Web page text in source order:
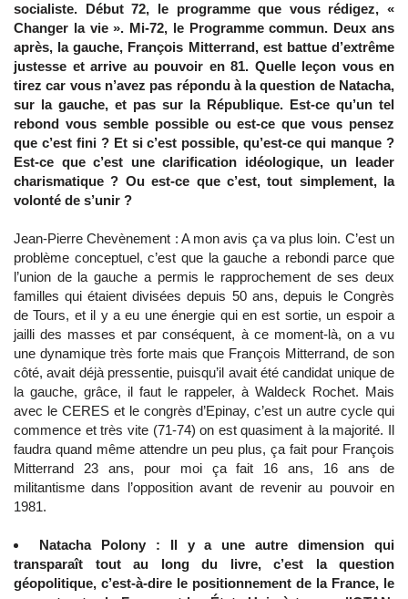
socialiste. Début 72, le programme que vous rédigez, «
Changer la vie ». Mi-72, le Programme commun. Deux ans
après, la gauche, François Mitterrand, est battue d’extrême
justesse et arrive au pouvoir en 81. Quelle leçon vous en
tirez car vous n’avez pas répondu à la question de Natacha,
sur la gauche, et pas sur la République. Est-ce qu’un tel
rebond vous semble possible ou est-ce que vous pensez
que c’est fini ? Et si c’est possible, qu’est-ce qui manque ?
Est-ce que c’est une clarification idéologique, un leader
charismatique ? Ou est-ce que c’est, tout simplement, la
volonté de s’unir ?
Jean-Pierre Chevènement : A mon avis ça va plus loin. C’est un
problème conceptuel, c’est que la gauche a rebondi parce que
l’union de la gauche a permis le rapprochement de ses deux
familles qui étaient divisées depuis 50 ans, depuis le Congrès
de Tours, et il y a eu une énergie qui en est sortie, un espoir a
jailli des masses et par conséquent, à ce moment-là, on a vu
une dynamique très forte mais que François Mitterrand, de son
côté, avait déjà pressentie, puisqu’il avait été candidat unique de
la gauche, grâce, il faut le rappeler, à Waldeck Rochet. Mais
avec le CERES et le congrès d’Epinay, c’est un autre cycle qui
commence et très vite (71-74) on est quasiment à la majorité. Il
faudra quand même attendre un peu plus, ça fait pour François
Mitterrand 23 ans, pour moi ça fait 16 ans, 16 ans de
militantisme dans l’opposition avant de revenir au pouvoir en
1981.
Natacha Polony : Il y a une autre dimension qui
transparaît tout au long du livre, c’est la question
géopolitique, c’est-à-dire le positionnement de la France, le